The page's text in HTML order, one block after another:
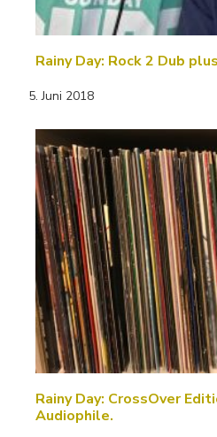
Rainy Day: Rock 2 Dub
5. Juni 2018
Rainy Day: CrossOver
Audiophile.